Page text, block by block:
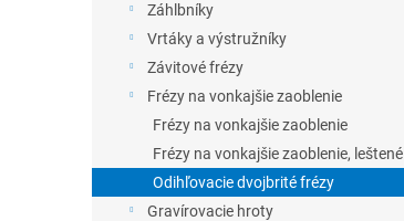
Záhlbníky
Vrtáky a výstružníky
Závitové frézy
Frézy na vonkajšie zaoblenie
Frézy na vonkajšie zaoblenie
Frézy na vonkajšie zaoblenie, leštené
Odihľovacie dvojbrité frézy
Gravírovacie hroty